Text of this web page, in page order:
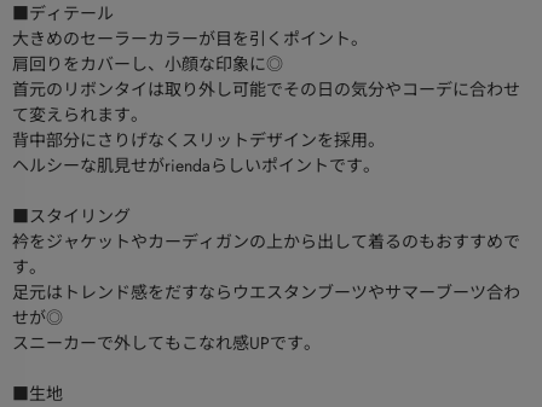
■ディテール
大きめのセーラーカラーが目を引くポイント。
肩回りをカバーし、小顔な印象に◎
首元のリボンタイは取り外し可能でその日の気分やコーデに合わせ
て変えられます。
背中部分にさりげなくスリットデザインを採用。
ヘルシーな肌見せがriendaらしいポイントです。
■スタイリング
衿をジャケットやカーディガンの上から出して着るのもおすすめで
す。
足元はトレンド感をだすならウエスタンブーツやサマーブーツ合わ
せが◎
スニーカーで外してもこなれ感UPです。
■生地